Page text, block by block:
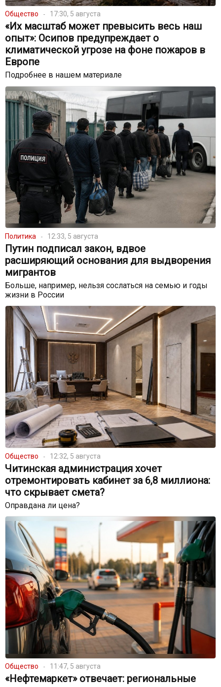
Общество 17:30, 5 августа
«Их масштаб может превысить весь наш
опыт»: Осипов предупреждает о
климатической угрозе на фоне пожаров в
Европе
Подробнее в нашем материале
Политика 12:33, 5 августа
Путин подписал закон, вдвое
расширяющий основания для выдворения
мигрантов
Больше, например, нельзя сослаться на семью и годы
жизни в России
Общество 12:32, 5 августа
Читинская администрация хочет
отремонтировать кабинет за 6,8 миллиона:
что скрывает смета?
Оправдана ли цена?
Общество 11:47, 5 августа
«Нефтемаркет» отвечает: региональные